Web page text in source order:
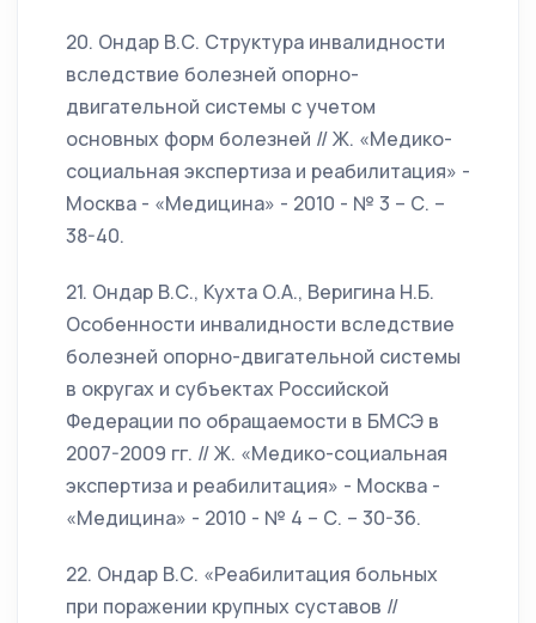
20. Ондар В.С. Структура инвалидности
вследствие болезней опорно-
двигательной системы с учетом
основных форм болезней // Ж. «Медико-
социальная экспертиза и реабилитация» -
Москва - «Медицина» - 2010 - № 3 – С. –
38-40.
21. Ондар В.С., Кухта О.А., Веригина Н.Б.
Особенности инвалидности вследствие
болезней опорно-двигательной системы
в округах и субъектах Российской
Федерации по обращаемости в БМСЭ в
2007-2009 гг. // Ж. «Медико-социальная
экспертиза и реабилитация» - Москва -
«Медицина» - 2010 - № 4 – С. – 30-36.
22. Ондар В.С. «Реабилитация больных
при поражении крупных суставов //